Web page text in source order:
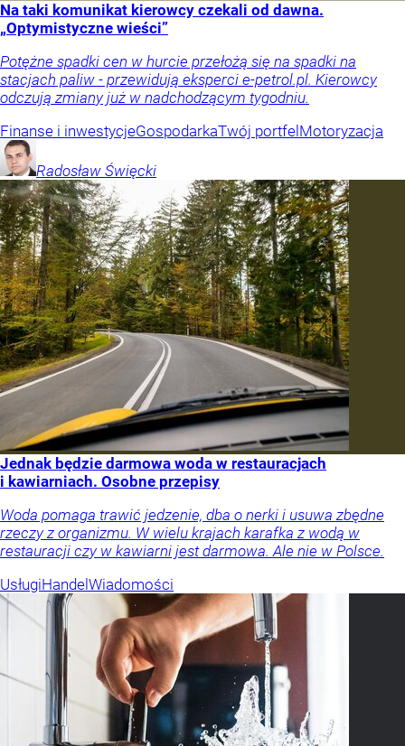
Na taki komunikat kierowcy czekali od dawna.
„Optymistyczne wieści”
Potężne spadki cen w hurcie przełożą się na spadki na
stacjach paliw - przewidują eksperci e-petrol.pl. Kierowcy
odczują zmiany już w nadchodzącym tygodniu.
Finanse i inwestycjeGospodarkaTwój portfel Motoryzacja
Radosław Święcki
Jednak będzie darmowa woda w restauracjach
i kawiarniach. Osobne przepisy
Woda pomaga trawić jedzenie, dba o nerki i usuwa zbędne
rzeczy z organizmu. W wielu krajach karafka z wodą w
restauracji czy w kawiarni jest darmowa. Ale nie w Polsce.
UsługiHandel Wiadomości